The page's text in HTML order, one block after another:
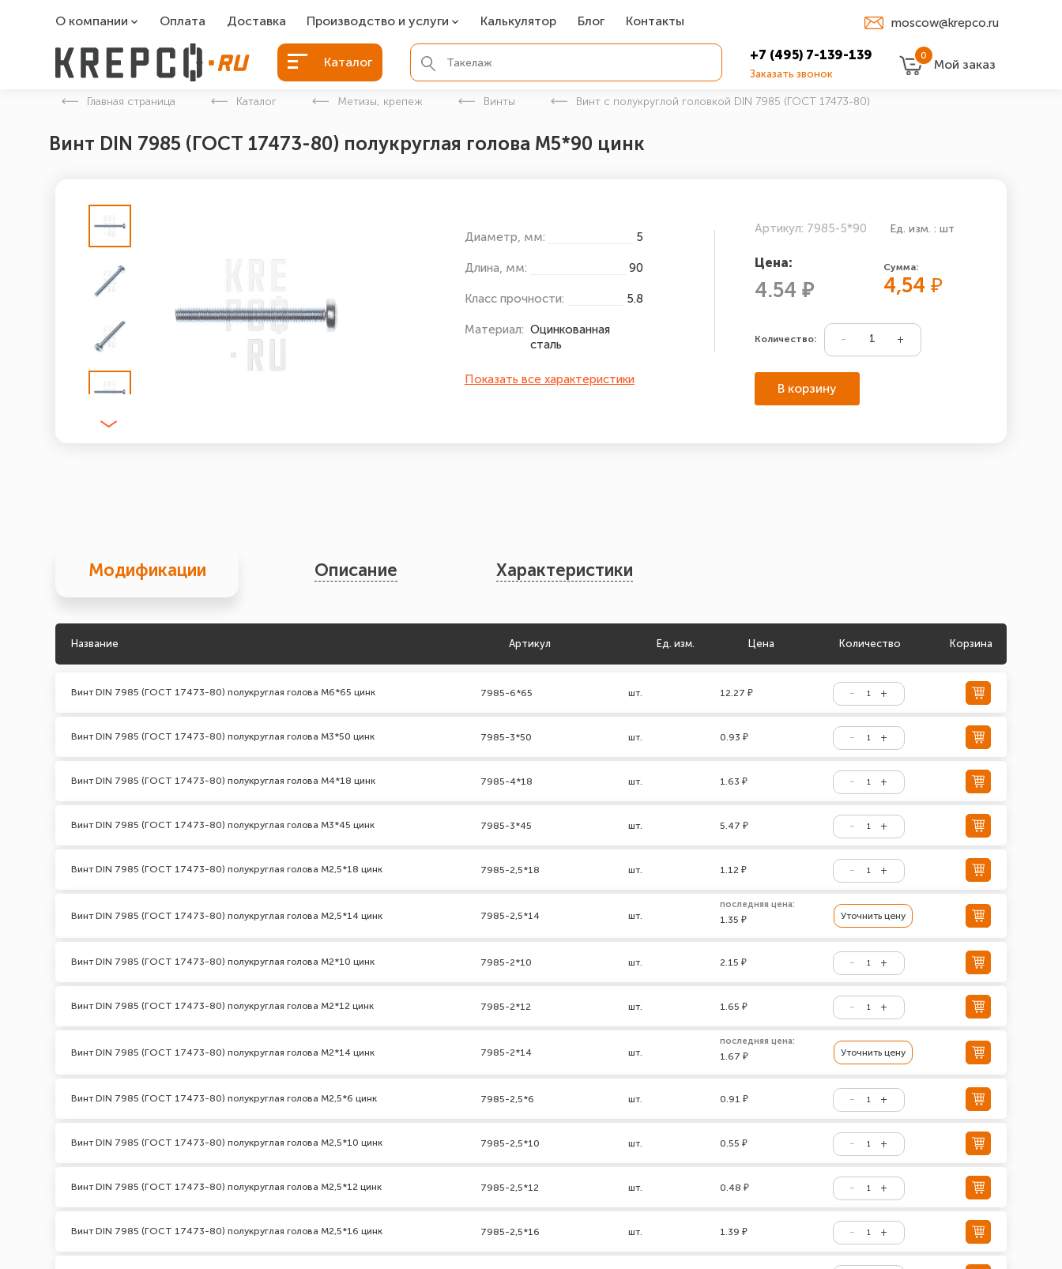
О компании
О компании
Оплата Доставка Производство и услуги
Болты БСР
Болты для фундамента
Закладные детали
Калькулятор Блог Контакты moscow@krepco.ru
Каталог +7 (495) 7-139-139
Заказать звонок
0
Мой заказ
Главная страница Каталог Метизы, крепеж Винты Винт с полукруглой головкой DIN 7985 (ГОСТ 17473-80)
Винт DIN 7985 (ГОСТ 17473-80) полукруглая голова М5*90 цинк
Диаметр, мм: 5
Длина, мм: 90
Класс прочности: 5.8
Материал: Оцинкованная
сталь
Показать все характеристики
Артикул: 7985-5*90 Ед. изм. : шт
Цена:
4.54 ₽
Сумма:
4,54₽
Количество:
В корзину
Модификации Описание Характеристики
Название Артикул Ед. изм. Цена Количество Корзина
Винт DIN 7985 (ГОСТ 17473-80) полукруглая голова М6*65 цинк 7985-6*65 шт. 12.27 ₽
Винт DIN 7985 (ГОСТ 17473-80) полукруглая голова М3*50 цинк 7985-3*50 шт. 0.93 ₽
Винт DIN 7985 (ГОСТ 17473-80) полукруглая голова М4*18 цинк 7985-4*18 шт. 1.63 ₽
Винт DIN 7985 (ГОСТ 17473-80) полукруглая голова М3*45 цинк 7985-3*45 шт. 5.47 ₽
Винт DIN 7985 (ГОСТ 17473-80) полукруглая голова М2,5*18 цинк 7985-2,5*18 шт. 1.12 ₽
Винт DIN 7985 (ГОСТ 17473-80) полукруглая голова М2,5*14 цинк 7985-2,5*14 шт.
последняя цена:
1.35 ₽ Уточнить цену
Винт DIN 7985 (ГОСТ 17473-80) полукруглая голова М2*10 цинк 7985-2*10 шт. 2.15 ₽
Винт DIN 7985 (ГОСТ 17473-80) полукруглая голова М2*12 цинк 7985-2*12 шт. 1.65 ₽
Винт DIN 7985 (ГОСТ 17473-80) полукруглая голова М2*14 цинк 7985-2*14 шт.
последняя цена:
1.67 ₽ Уточнить цену
Винт DIN 7985 (ГОСТ 17473-80) полукруглая голова М2,5*6 цинк 7985-2,5*6 шт. 0.91 ₽
Винт DIN 7985 (ГОСТ 17473-80) полукруглая голова М2,5*10 цинк 7985-2,5*10 шт. 0.55 ₽
Винт DIN 7985 (ГОСТ 17473-80) полукруглая голова М2,5*12 цинк 7985-2,5*12 шт. 0.48 ₽
Винт DIN 7985 (ГОСТ 17473-80) полукруглая голова М2,5*16 цинк 7985-2,5*16 шт. 1.39 ₽